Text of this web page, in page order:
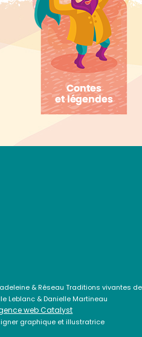
& Réseau Traditions vivantes
Leblanc & Danielle Martineau
web Catalyst
graphique et illustratrice